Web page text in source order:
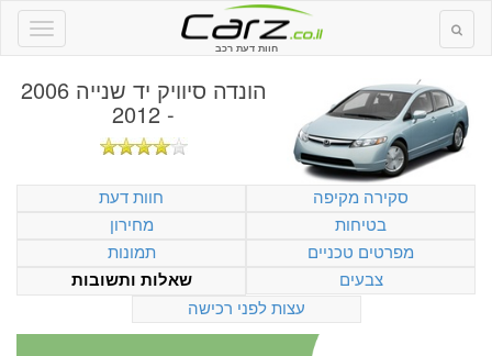
חוות דעת רכב
הונדה סיוויק יד שנייה 2006
- 2012
סקירה מקיפה
חוות דעת
בטיחות
מחירון
מפרטים טכניים
תמונות
צבעים
שאלות ותשובות
עצות לפני רכישה